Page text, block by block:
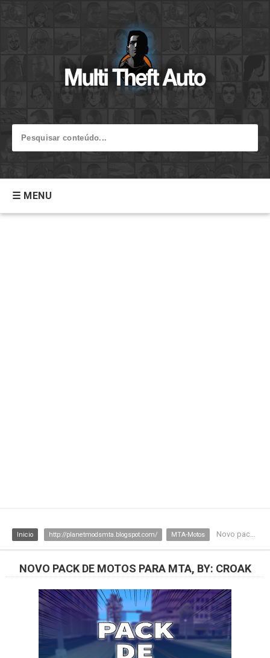
☰ MENU
Inicio http://planetmodsmta.blogspot.com/ MTA-Motos Novo pack de motos para mta, by: croak
NOVO PACK DE MOTOS PARA MTA, BY: CROAK